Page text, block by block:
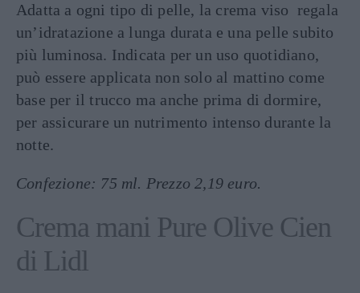
Adatta a ogni tipo di pelle, la crema viso regala
un’idratazione a lunga durata e una pelle subito
più luminosa. Indicata per un uso quotidiano,
può essere applicata non solo al mattino come
base per il trucco ma anche prima di dormire,
per assicurare un nutrimento intenso durante la
notte.
Confezione: 75 ml. Prezzo 2,19 euro.
Crema mani Pure Olive Cien
di Lidl